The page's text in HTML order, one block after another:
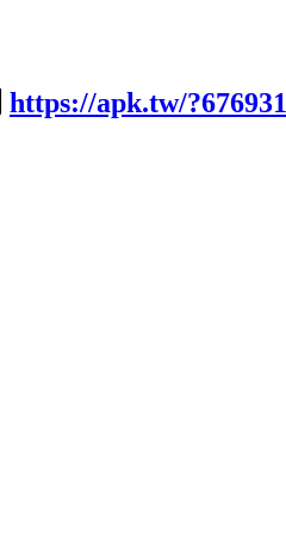
https://apk.tw/?676931